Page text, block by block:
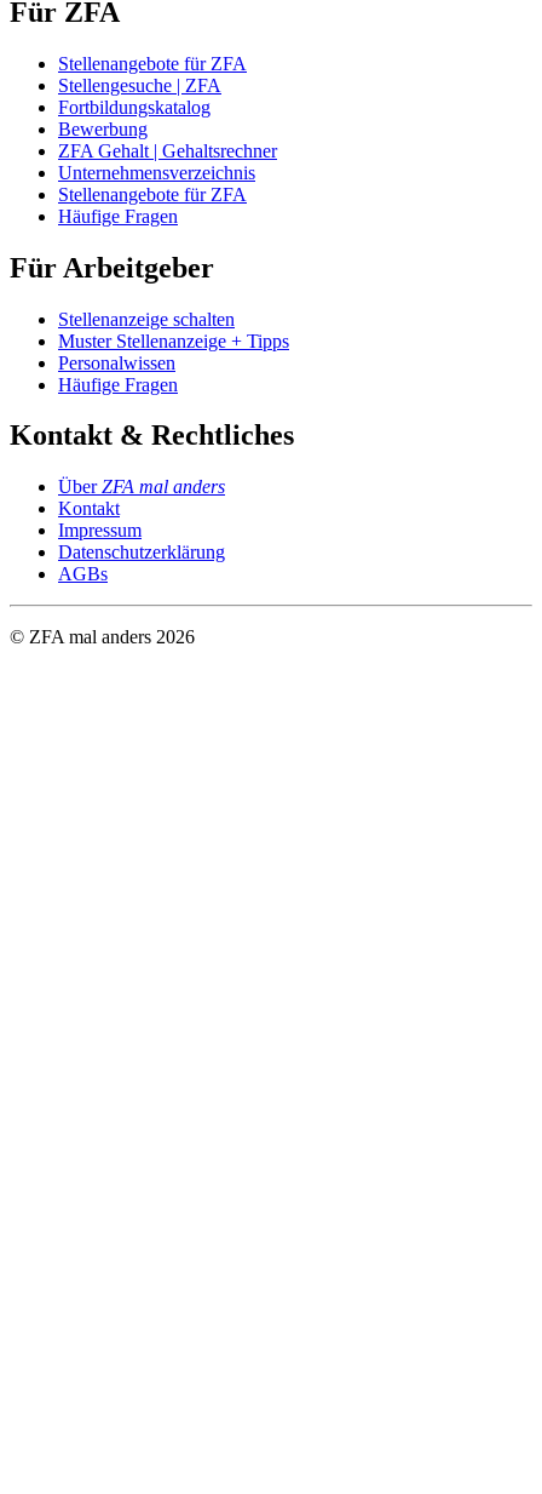
Für ZFA
Stellenangebote für ZFA
Stellengesuche | ZFA
Fortbildungskatalog
Bewerbung
ZFA Gehalt | Gehaltsrechner
Unternehmensverzeichnis
Stellenangebote für ZFA
Häufige Fragen
Für Arbeitgeber
Stellenanzeige schalten
Muster Stellenanzeige + Tipps
Personalwissen
Häufige Fragen
Kontakt & Rechtliches
ÜberZFA mal anders
Kontakt
Impressum
Datenschutzerklärung
AGBs
© ZFA mal anders 2026